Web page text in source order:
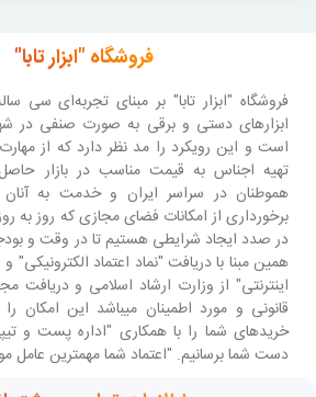
فروشگاه "ابزار تابا"
فروشگاه "ابزار تابا"بر مبنای تجربه‌ای سی
ابزارهای دستی و برقی به صورت صنفی در
است و این رویکرد را مد نظر دارد که از
تهیه اجناس به قیمت مناسب در بازار
هموطنان در سراسر ایران و خدمت به آنان
برخورداری از امکانات فضای مجازی که روز به
در صدد ایجاد شرایطی هستیم تا در وقت و
همین مبنا با دریافت "نماد اعتماد الکترونیکی"
اینترنتی" از وزارت ارشاد اسلامی و دریافت
قانونی و مورد اطمینان میباشد این امکان
خریدهای شما را با همکاری "اداره پست و
دست شما برسانیم. "اعتماد شما مهمترین